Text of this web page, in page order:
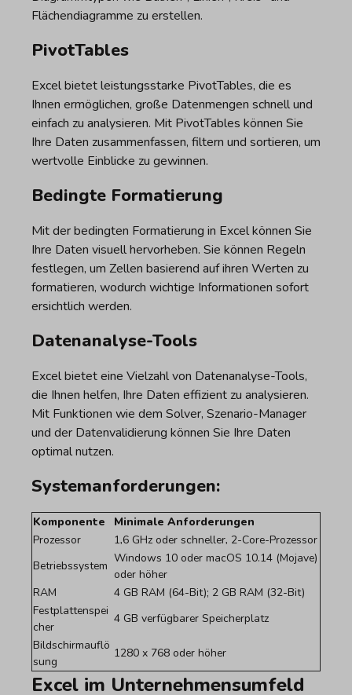
Flächendiagramme zu erstellen.
PivotTables
Excel bietet leistungsstarke PivotTables, die es
Ihnen ermöglichen, große Datenmengen schnell und
einfach zu analysieren. Mit PivotTables können Sie
Ihre Daten zusammenfassen, filtern und sortieren, um
wertvolle Einblicke zu gewinnen.
Bedingte Formatierung
Mit der bedingten Formatierung in Excel können Sie
Ihre Daten visuell hervorheben. Sie können Regeln
festlegen, um Zellen basierend auf ihren Werten zu
formatieren, wodurch wichtige Informationen sofort
ersichtlich werden.
Datenanalyse-Tools
Excel bietet eine Vielzahl von Datenanalyse-Tools,
die Ihnen helfen, Ihre Daten effizient zu analysieren.
Mit Funktionen wie dem Solver, Szenario-Manager
und der Datenvalidierung können Sie Ihre Daten
optimal nutzen.
Systemanforderungen:
Komponente
Minimale Anforderungen
Prozessor
1,6 GHz oder schneller, 2-Core-Prozessor
Betriebssystem
Windows 10 oder macOS 10.14 (Mojave)
oder höher
RAM
4 GB RAM (64-Bit); 2 GB RAM (32-Bit)
Festplattenspei
cher
4 GB verfügbarer Speicherplatz
Bildschirmauflö
sung
1280 x 768 oder höher
Excel im Unternehmensumfeld